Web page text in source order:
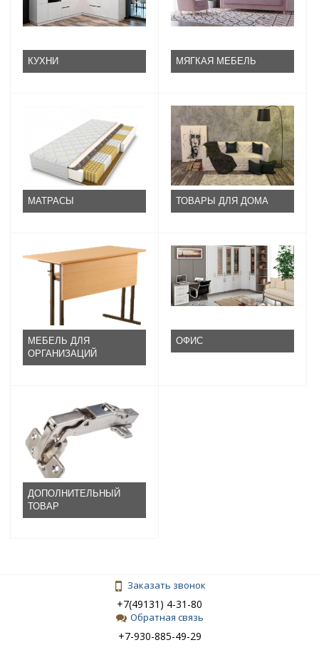
КУХНИ МЯГКАЯ МЕБЕЛЬ
МАТРАСЫ ТОВАРЫ ДЛЯ ДОМА
МЕБЕЛЬ ДЛЯ
ОРГАНИЗАЦИЙ
ОФИС
ДОПОЛНИТЕЛЬНЫЙ
ТОВАР
Заказать звонок
+7(49131) 4-31-80
Обратная связь
+7-930-885-49-29